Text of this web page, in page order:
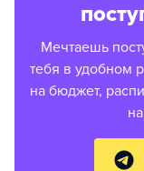
Мечтаешь
тебя в удобном
на бюджет,